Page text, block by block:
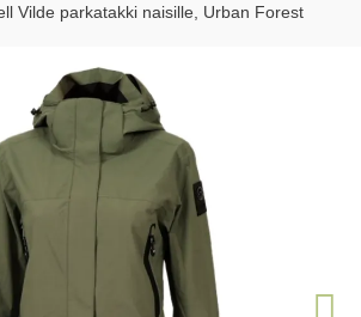
Vilde parkatakki naisille, Urban Forest